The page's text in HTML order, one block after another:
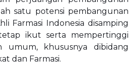
satu potensi pembangunan
Farmasi Indonesia disamping
ikut serta mempertinggi
umum, khususnya dibidang
dan Farmasi.